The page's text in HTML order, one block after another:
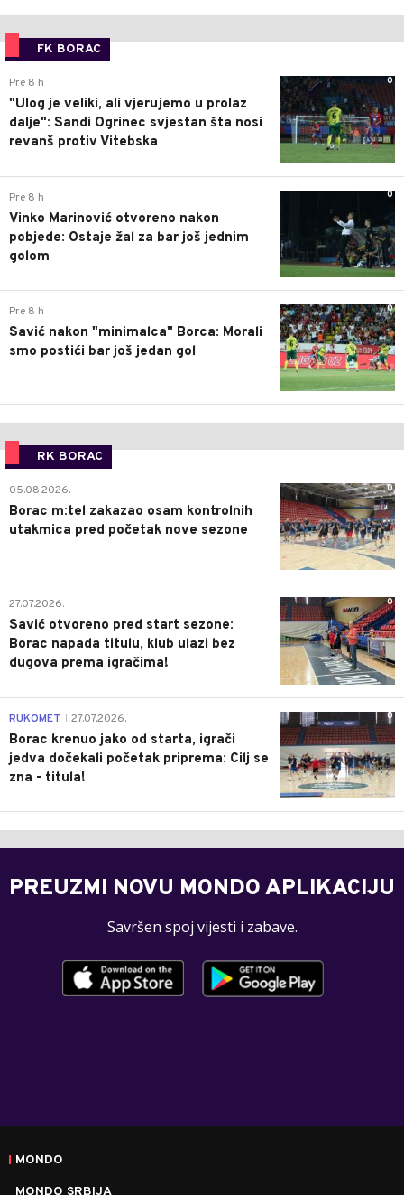
FK BORAC
0
Pre 8 h
"Ulog je veliki, ali vjerujemo u prolaz
dalje": Sandi Ogrinec svjestan šta nosi
revanš protiv Vitebska
0
Pre 8 h
Vinko Marinović otvoreno nakon
pobjede: Ostaje žal za bar još jednim
golom
0
Pre 8 h
Savić nakon "minimalca" Borca: Morali
smo postići bar još jedan gol
RK BORAC
0
05.08.2026.
Borac m:tel zakazao osam kontrolnih
utakmica pred početak nove sezone
0
27.07.2026.
Savić otvoreno pred start sezone:
Borac napada titulu, klub ulazi bez
dugova prema igračima!
0
RUKOMET 27.07.2026.
Borac krenuo jako od starta, igrači
jedva dočekali početak priprema: Cilj se
zna - titula!
PREUZMI NOVU MONDO APLIKACIJU
Savršen spoj vijesti i zabave.
MONDO
MONDO SRBIJA